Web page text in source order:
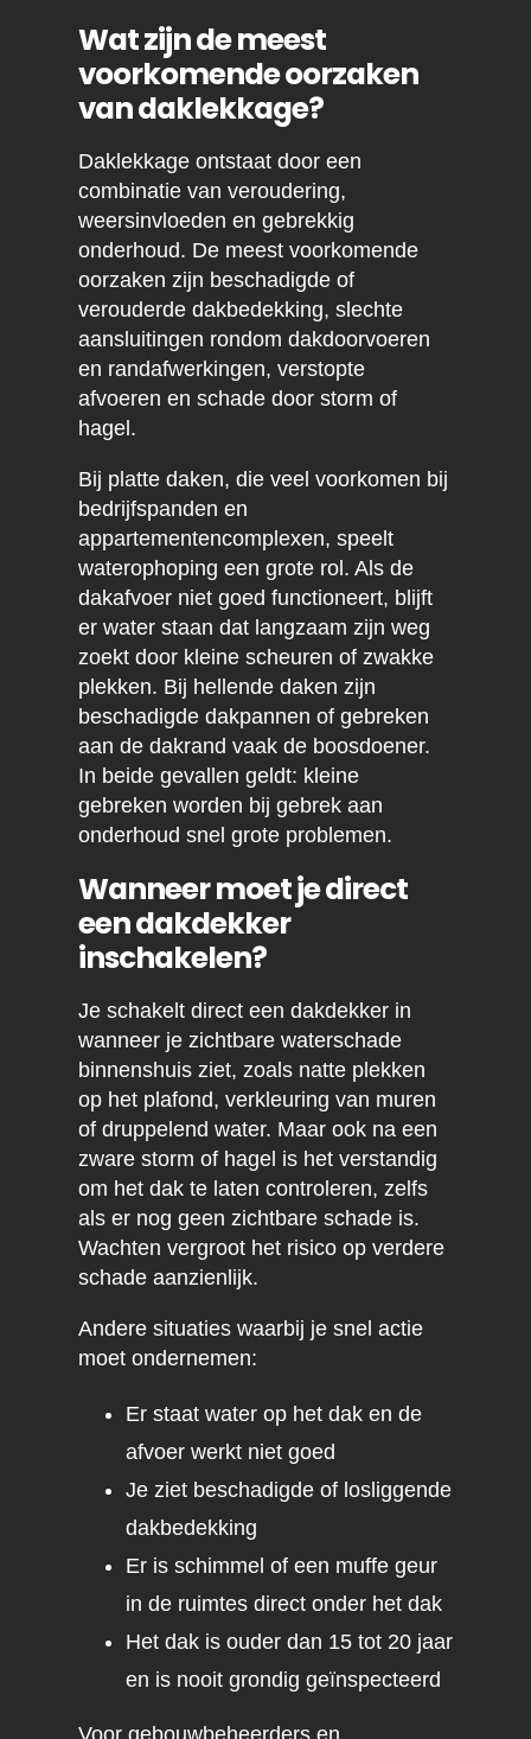
Wat zijn de meest
voorkomende oorzaken
van daklekkage?
Daklekkage ontstaat door een
combinatie van veroudering,
weersinvloeden en gebrekkig
onderhoud. De meest voorkomende
oorzaken zijn beschadigde of
verouderde dakbedekking, slechte
aansluitingen rondom dakdoorvoeren
en randafwerkingen, verstopte
afvoeren en schade door storm of
hagel.
Bij platte daken, die veel voorkomen bij
bedrijfspanden en
appartementencomplexen, speelt
waterophoping een grote rol. Als de
dakafvoer niet goed functioneert, blijft
er water staan dat langzaam zijn weg
zoekt door kleine scheuren of zwakke
plekken. Bij hellende daken zijn
beschadigde dakpannen of gebreken
aan de dakrand vaak de boosdoener.
In beide gevallen geldt: kleine
gebreken worden bij gebrek aan
onderhoud snel grote problemen.
Wanneer moet je direct
een dakdekker
inschakelen?
Je schakelt direct een dakdekker in
wanneer je zichtbare waterschade
binnenshuis ziet, zoals natte plekken
op het plafond, verkleuring van muren
of druppelend water. Maar ook na een
zware storm of hagel is het verstandig
om het dak te laten controleren, zelfs
als er nog geen zichtbare schade is.
Wachten vergroot het risico op verdere
schade aanzienlijk.
Andere situaties waarbij je snel actie
moet ondernemen:
Er staat water op het dak en de
afvoer werkt niet goed
Je ziet beschadigde of losliggende
dakbedekking
Er is schimmel of een muffe geur
in de ruimtes direct onder het dak
Het dak is ouder dan 15 tot 20 jaar
en is nooit grondig geïnspecteerd